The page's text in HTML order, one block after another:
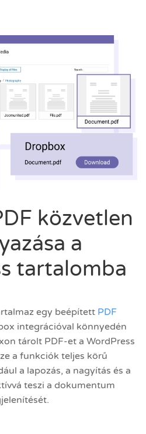
közvetlen
a
tartalomba
egy beépített PDF
integrációval könnyedén
tárolt PDF-et a WordPress
a funkciók teljes körű
a lapozás, a nagyítás és a
teszi a dokumentum